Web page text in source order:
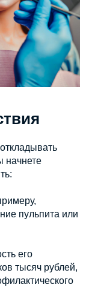
начнете
пульпита или
его
тысяч рублей,